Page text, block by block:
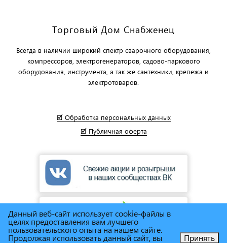
Торговый Дом Снабженец
Всегда в наличии широкий спектр сварочного оборудования,
компрессоров, электрогенераторов, садово-паркового
оборудования, инструмента, а так же сантехники, крепежа и
электротоваров.
🗹 Обработка персональных данных
🗹 Публичная оферта
Данный веб-сайт использует cookie-файлы в
целях предоставления вам лучшего
пользовательского опыта на нашем сайте.
Продолжая использовать данный сайт, вы Принять